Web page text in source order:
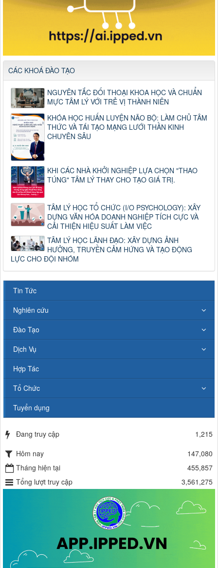
CÁC KHOÁ ĐÀO TẠO
NGUYÊN TẮC ĐỐI THOẠI KHOA HỌC VÀ CHUẨN
MỰC TÂM LÝ VỚI TRẺ VỊ THÀNH NIÊN
KHÓA HỌC HUẤN LUYỆN NÃO BỘ: LÀM CHỦ TÂM
THỨC VÀ TÁI TẠO MẠNG LƯỚI THẦN KINH
CHUYÊN SÂU
KHI CÁC NHÀ KHỞI NGHIỆP LỰA CHỌN "THAO
TÚNG" TÂM LÝ THAY CHO TẠO GIÁ TRỊ.
TÂM LÝ HỌC TỔ CHỨC (I/O PSYCHOLOGY): XÂY
DỰNG VĂN HÓA DOANH NGHIỆP TÍCH CỰC VÀ
CẢI THIỆN HIỆU SUẤT LÀM VIỆC
TÂM LÝ HỌC LÃNH ĐẠO: XÂY DỰNG ẢNH
HƯỞNG, TRUYỀN CẢM HỨNG VÀ TẠO ĐỘNG
LỰC CHO ĐỘI NHÓM
Tin Tức
Nghiên cứu
Đào Tạo
Dịch Vụ
Hợp Tác
Tổ Chức
Tuyển dụng
Đang truy cập
1,215
Hôm nay
147,080
Tháng hiện tại
455,857
Tổng lượt truy cập
3,561,275